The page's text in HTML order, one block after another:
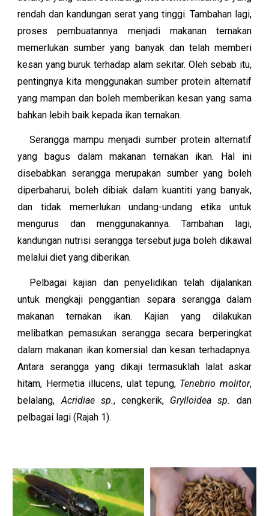
rendah dan kandungan serat yang tinggi. Tambahan lagi,
proses pembuatannya menjadi makanan ternakan
memerlukan sumber yang banyak dan telah memberi
kesan yang buruk terhadap alam sekitar. Oleh sebab itu,
pentingnya kita menggunakan sumber protein alternatif
yang mampan dan boleh memberikan kesan yang sama
bahkan lebih baik kepada ikan ternakan.
Serangga mampu menjadi sumber protein alternatif
yang bagus dalam makanan ternakan ikan. Hal ini
disebabkan serangga merupakan sumber yang boleh
diperbaharui, boleh dibiak dalam kuantiti yang banyak,
dan tidak memerlukan undang-undang etika untuk
mengurus dan menggunakannya. Tambahan lagi,
kandungan nutrisi serangga tersebut juga boleh dikawal
melalui diet yang diberikan.
Pelbagai kajian dan penyelidikan telah dijalankan
untuk mengkaji penggantian separa serangga dalam
makanan ternakan ikan. Kajian yang dilakukan
melibatkan pemasukan serangga secara berperingkat
dalam makanan ikan komersial dan kesan terhadapnya.
Antara serangga yang dikaji termasuklah lalat askar
hitam, Hermetia illucens, ulat tepung, Tenebrio molitor,
belalang, Acridiae sp., cengkerik, Grylloidea sp.
dan
pelbagai lagi (Rajah 1).